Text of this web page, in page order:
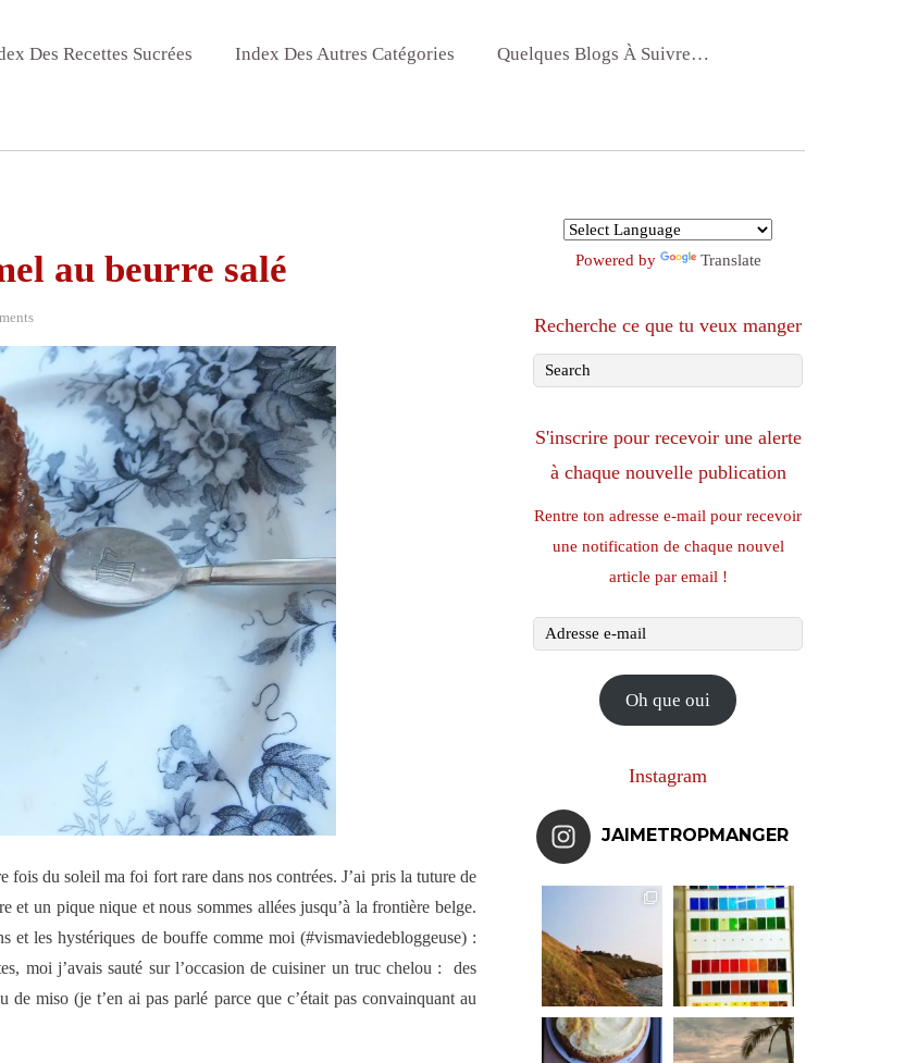
Des Recettes Sucrées Index Des Autres Catégories Quelques Blogs À Suivre…
au beurre salé
du soleil ma foi fort rare dans nos contrées. J’ai pris la tuture de
un pique nique et nous sommes allées jusqu’à la frontière belge.
et les hystériques de bouffe comme moi (#vismaviedebloggeuse) :
moi j’avais sauté sur l’occasion de cuisiner un truc chelou : des
miso (je t’en ai pas parlé parce que c’était pas convainquant au
Powered by Translate
Recherche ce que tu veux manger
S'inscrire pour recevoir une alerte
à chaque nouvelle publication
Rentre ton adresse e-mail pour recevoir
une notification de chaque nouvel
article par email !
Adresse
Oh que oui
Instagram
JAIMETROPMANGER